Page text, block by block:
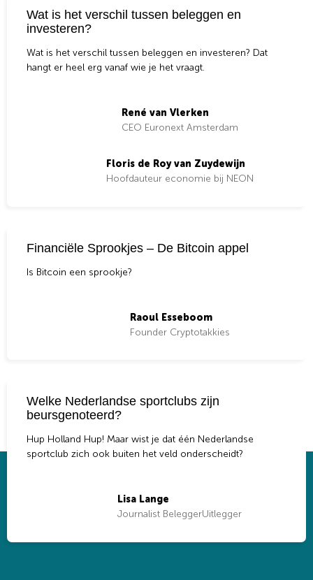
Wat is het verschil tussen beleggen en
investeren?
Wat is het verschil tussen beleggen en investeren? Dat
hangt er heel erg vanaf wie je het vraagt.
René van Vlerken
CEO Euronext Amsterdam
Floris de Roy van Zuydewijn
Hoofdauteur economie bij NEON
Financiële Sprookjes – De Bitcoin appel
Is Bitcoin een sprookje?
Raoul Esseboom
Founder Cryptotakkies
Welke Nederlandse sportclubs zijn
beursgenoteerd?
Hup Holland Hup! Maar wist je dat één Nederlandse
sportclub zich ook buiten het veld onderscheidt?
Lisa Lange
Journalist BeleggerUitlegger